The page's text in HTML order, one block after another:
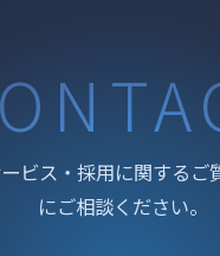
ビス・採用に関するご
にご相談ください。